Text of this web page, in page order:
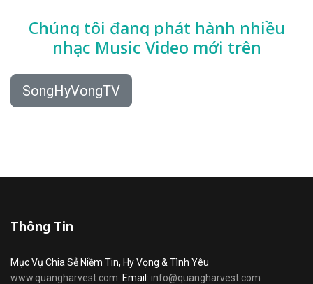
Chúng tôi đang phát hành nhiều
nhạc Music Video mới trên
SongHyVongTV
Thông Tin
Mục Vụ Chia Sẻ Niềm Tin, Hy Vọng & Tình Yêu
www.quangharvest.com Email: info@quangharvest.com